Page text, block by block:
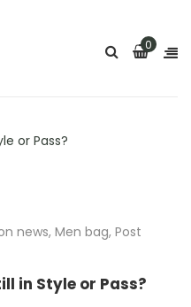
0
or Pass?
news, Men bag, Post
in Style or Pass?